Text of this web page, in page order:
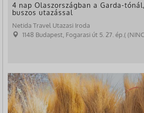
4 nap Olaszországban a Garda-
buszos utazással
Netida Travel Utazasi Iroda
1148 Budapest, Fogarasi út 5. 27. ép.( (NINCS